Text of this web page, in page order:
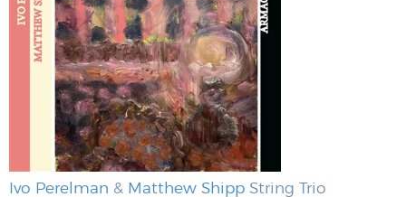
Ivo Perelman & Matthew Shipp String Trio